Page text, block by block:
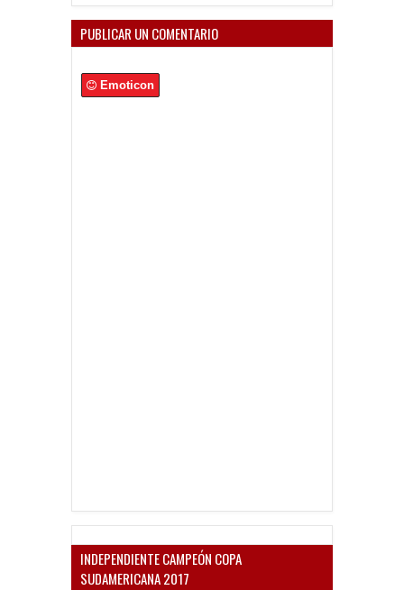
PUBLICAR UN COMENTARIO
Emoticon
INDEPENDIENTE CAMPEÓN COPA
SUDAMERICANA 2017